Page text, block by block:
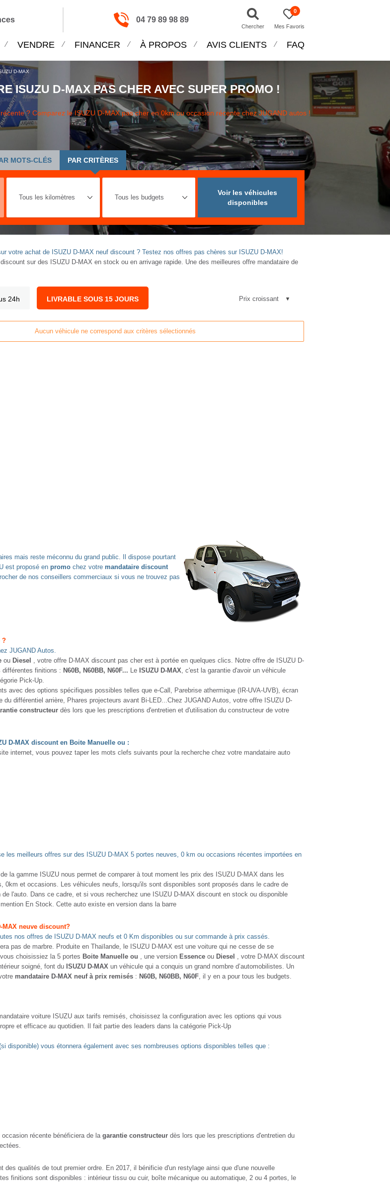
04 79 89 98 89
Chercher
0
Mes Favoris
VENDRE FINANCER À PROPOS AVIS CLIENTS FAQ
D-MAX
ISUZU D-MAX PAS CHER AVEC SUPER PROMO !
? Comparez le ISUZU D-MAX pas cher en 0km ou occasion récente chez JUGAND autos !
MOTS-CLÉS PAR CRITÈRES
Voir les véhicules
disponibles
votre achat de ISUZU D-MAX neuf discount ? Testez nos offres pas chères sur ISUZU D-MAX!
sur des ISUZU D-MAX en stock ou en arrivage rapide. Une des meilleures offre mandataire de
24h LIVRABLE SOUS 15 JOURS
Aucun véhicule ne correspond aux critères sélectionnés
mais reste méconnu du grand public. Il dispose pourtant
est proposé en promo chez votre mandataire discount
de nos conseillers commerciaux si vous ne trouvez pas
?
JUGAND Autos.
ou Diesel
, votre offre D-MAX discount pas cher est à portée en quelques clics. Notre offre de ISUZU D-
finitions : N60B, N60BB, N60F... Le ISUZU D-MAX , c'est la garantie d'avoir un véhicule
Pick-Up.
avec des options spécifiques possibles telles que e-Call, Parebrise athermique (IR-UVA-UVB), écran
différentiel arrière, Phares projecteurs avant Bi-LED...Chez JUGAND Autos, votre offre ISUZU D-
constructeur dès lors que les prescriptions d'entretien et d'utilisation du constructeur de votre
D-MAX discount en Boite Manuelle ou :
internet, vous pouvez taper les mots clefs suivants pour la recherche chez votre mandataire auto
les meilleurs offres sur des ISUZU D-MAX 5 portes neuves, 0 km ou occasions récentes importées en
la gamme ISUZU nous permet de comparer à tout moment les prix des ISUZU D-MAX dans les
0km et occasions. Les véhicules neufs, lorsqu'ils sont disponibles sont proposés dans le cadre de
l'auto. Dans ce cadre, et si vous recherchez une ISUZU D-MAX discount en stock ou disponible
En Stock. Cette auto existe en version dans la barre
MAX neuve discount?
nos offres de ISUZU D-MAX neufs et 0 Km disponibles ou sur commande à prix cassés.
pas de marbre. Produite en Thaïlande, le ISUZU D-MAX est une voiture qui ne cesse de se
vous choisissiez la 5 portes Boite Manuelle ou , une version Essence ou Diesel
, votre D-MAX discount
soigné, font du ISUZU D-MAX un véhicule qui a conquis un grand nombre d’automobilistes. Un
mandataire D-MAX neuf à prix remisés : N60B, N60BB, N60F , il y en a pour tous les budgets.
voiture ISUZU aux tarifs remisés, choisissez la configuration avec les options qui vous
et efficace au quotidien. Il fait partie des leaders dans la catégorie Pick-Up
disponible) vous étonnera également avec ses nombreuses options disponibles telles que :
récente bénéficiera de la garantie constructeur dès lors que les prescriptions d'entretien du
qualités de tout premier ordre. En 2017, il bénificie d'un restylage ainsi que d'une nouvelle
finitions sont disponibles : intérieur tissu ou cuir, boîte mécanique ou automatique, 2 ou 4 portes, le